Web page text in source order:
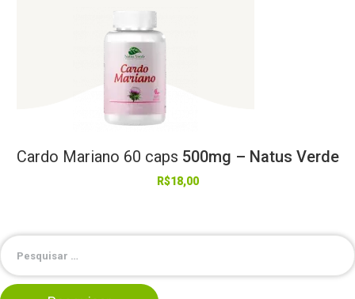
Cardo Mariano 60 caps 500mg – Natus Verde
R$18,00